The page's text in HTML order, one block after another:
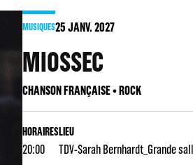
MUSIQUES25JANV. 2027
MIOSSEC
CHANSON FRANÇAISE • ROCK
HORAIRES
20:00
LIEU
TDV-Sarah Bernhardt_Grande